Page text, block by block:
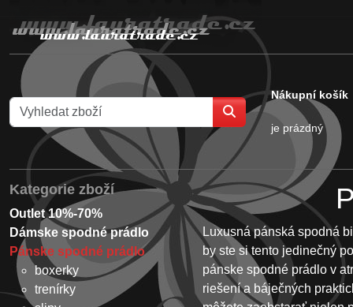
Nákupní košík
je prázdný
Luxusná pánská spodná
by ste si tento jedinečný
pánske spodné prádlo v
riešení a báječných
Kategorie zboží
Outlet 10%-70%
Dámske spodné prádlo
Pánske spodné prádlo
boxerky
trenírky